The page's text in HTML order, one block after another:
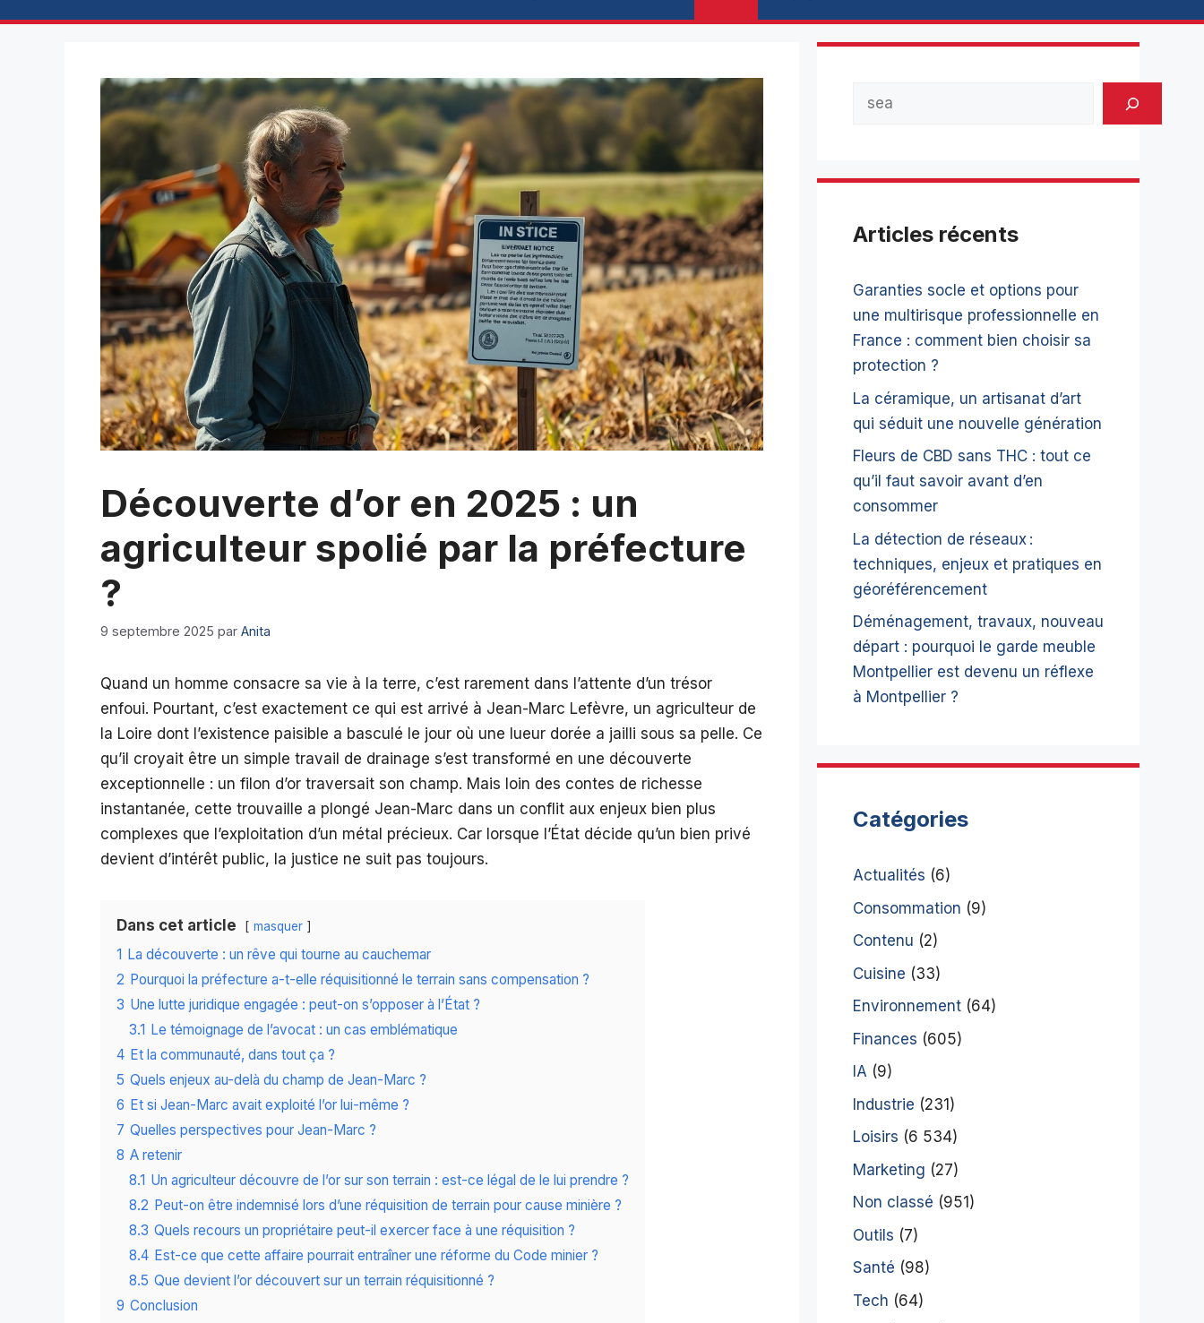
Découverte d’or en 2025 : un
agriculteur spolié par la préfecture
?
9 septembre 2025 par Anita
Quand un homme consacre sa vie à la terre, c’est rarement dans l’attente d’un trésor
enfoui. Pourtant, c’est exactement ce qui est arrivé à Jean-Marc Lefèvre, un agriculteur de
la Loire dont l’existence paisible a basculé le jour où une lueur dorée a jailli sous sa pelle. Ce
qu’il croyait être un simple travail de drainage s’est transformé en une découverte
exceptionnelle : un filon d’or traversait son champ. Mais loin des contes de richesse
instantanée, cette trouvaille a plongé Jean-Marc dans un conflit aux enjeux bien plus
complexes que l’exploitation d’un métal précieux. Car lorsque l’État décide qu’un bien privé
devient d’intérêt public, la justice ne suit pas toujours.
Dans cet article masquer
1 La découverte : un rêve qui tourne au cauchemar
2 Pourquoi la préfecture a-t-elle réquisitionné le terrain sans compensation ?
3 Une lutte juridique engagée : peut-on s’opposer à l’État ?
3.1 Le témoignage de l’avocat : un cas emblématique
4 Et la communauté, dans tout ça ?
5 Quels enjeux au-delà du champ de Jean-Marc ?
6 Et si Jean-Marc avait exploité l’or lui-même ?
7 Quelles perspectives pour Jean-Marc ?
8 A retenir
8.1 Un agriculteur découvre de l’or sur son terrain : est-ce légal de le lui prendre ?
8.2 Peut-on être indemnisé lors d’une réquisition de terrain pour cause minière ?
8.3 Quels recours un propriétaire peut-il exercer face à une réquisition ?
8.4 Est-ce que cette affaire pourrait entraîner une réforme du Code minier ?
8.5 Que devient l’or découvert sur un terrain réquisitionné ?
9 Conclusion
Articles récents
Garanties socle et options pour
une multirisque professionnelle en
France : comment bien choisir sa
protection ?
La céramique, un artisanat d’art
qui séduit une nouvelle génération
Fleurs de CBD sans THC : tout ce
qu’il faut savoir avant d’en
consommer
La détection de réseaux :
techniques, enjeux et pratiques en
géoréférencement
Déménagement, travaux, nouveau
départ : pourquoi le garde meuble
Montpellier est devenu un réflexe
à Montpellier ?
Catégories
Actualités (6)
Consommation (9)
Contenu (2)
Cuisine (33)
Environnement (64)
Finances (605)
IA (9)
Industrie (231)
Loisirs (6 534)
Marketing (27)
Non classé (951)
Outils (7)
Santé (98)
Tech (64)